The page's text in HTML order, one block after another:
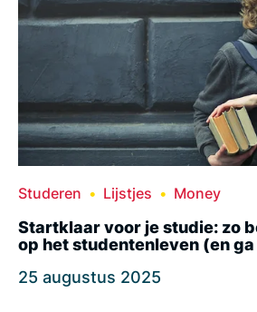
Studeren Lijstjes Money
Startklaar voor je studie: zo
op het studentenleven (en
25 augustus 2025